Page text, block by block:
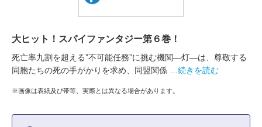
大ヒット！スパイファンタジー第６巻！
死亡率九割を超える”不可能任務”に挑む機関―灯―は、尊敬する
同胞たちの死の手がかりを求め、同盟関係
…続きを読む
※画像は表紙及び帯等、実際とは異なる場合があります。